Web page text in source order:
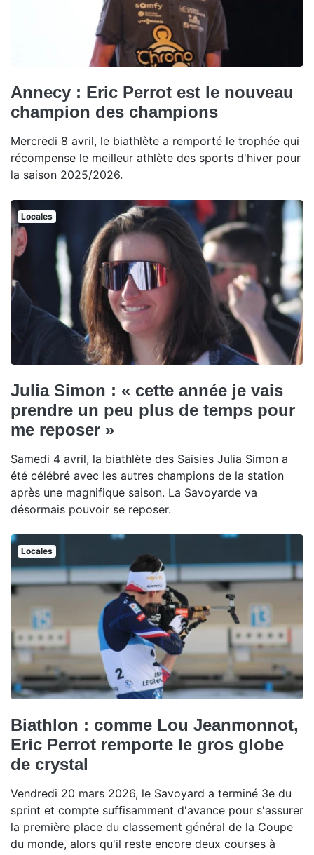
Annecy : Eric Perrot est le nouveau
champion des champions
Mercredi 8 avril, le biathlète a remporté le trophée qui
récompense le meilleur athlète des sports d'hiver pour
la saison 2025/2026.
Locales
Julia Simon : « cette année je vais
prendre un peu plus de temps pour
me reposer »
Samedi 4 avril, la biathlète des Saisies Julia Simon a
été célébré avec les autres champions de la station
après une magnifique saison. La Savoyarde va
désormais pouvoir se reposer.
Locales
Biathlon : comme Lou Jeanmonnot,
Eric Perrot remporte le gros globe
de crystal
Vendredi 20 mars 2026, le Savoyard a terminé 3e du
sprint et compte suffisamment d'avance pour s'assurer
la première place du classement général de la Coupe
du monde, alors qu'il reste encore deux courses à